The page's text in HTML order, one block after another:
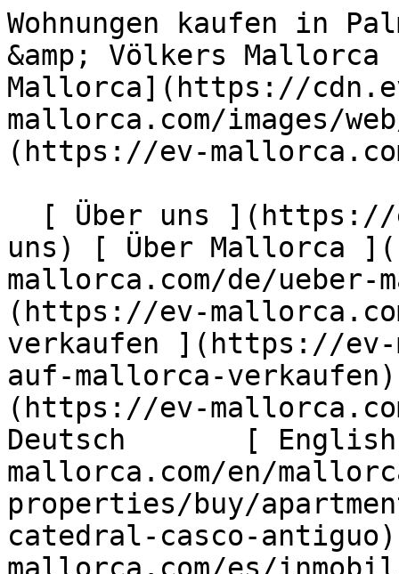
Wohnungen kaufen in Palma Altstadt - Palma - Engel &amp; Völkers Mallorca                [ ![EV Mallorca](https://cdn.ev-mallorca.com/images/web/EV_Logo_RGB.svg) ](https://ev-mallorca.com/de)  Mallorca  

  [ Über uns ](https://ev-mallorca.com/de/ueber-uns) [ Über Mallorca ](https://ev-mallorca.com/de/ueber-mallorca) [ Kontakt ](https://ev-mallorca.com/de/standorte) [ Immobilie verkaufen ](https://ev-mallorca.com/de/immobilie-auf-mallorca-verkaufen) [    Mein Account  ](https://ev-mallorca.com/de/mein-account)   Deutsch       [ English ](https://ev-mallorca.com/en/mallorca-properties/buy/apartment/mallorca/palma/palma-catedral-casco-antiguo)   [ Español ](https://ev-mallorca.com/es/inmobiliaria-mallorca/comprar/apartamento/mallorca/palma/palma-catedral-casco-antiguo)    [ Català ](https://ev-mallorca.com/ca/immobiliaria-mallorca/comprar/apartament/mallorca/palma/palma-catedral-casco-antiguo)   [ Svenska ](https://ev-mallorca.com/sv/mallorca-fastigheter/kop/lagenhet/mallorca/palma/palma-catedral-casco-antiguo)   [ Français ](https://ev-mallorca.com/fr/biens-majorque/acheter/appartement/mallorca/palma/palma-catedral-casco-antiguo)   [ Polski ](https://ev-mallorca.com/pl/nieruchomosci-majorce/kupowac/mieszkanie/mallorca/palma/palma-catedral-casco-antiguo)   [ Italiano ](https://ev-mallorca.com/it/immobiliare-maiorca/comprare/appartamento/mallorca/palma/palma-catedral-casco-antiguo)   [ Dutch ](https://ev-mallorca.com/nl/mallorca-eigendommen/kopen/appartement/mallorca/palma/palma-catedral-casco-antiguo)   [ Русский ](https://ev-mallorca.com/ru/nedvizhimost-mayorka/kupit/kvartira/mallorca/palma/palma-catedral-casco-antiguo)   [ Dansk ](https://ev-mallorca.com/da/mallorca-ejendom/k%C3%B8be/lejlighed/mallorca/palma/palma-catedral-casco-antiguo)   

  Kaufen  [ Alle Immobilien ](https://ev-mallorca.com/de/mallorca-immobilien?contract_type=0) [ Haus ](https://ev-mallorca.com/de/mallorca-immobilien?contract_type=0&type%5B0%5D=0) [ Finca ](https://ev-mallorca.com/de/mallorca-immobilien?contract_type=0&type%5B0%5D=1) [ Apartment ](https://ev-mallorca.com/de/mallorca-immobilien?contract_type=0&type%5B0%5D=2) [ Penthouse ](https://ev-mallorca.com/de/mallorca-immobilien?contract_type=0&type%5B0%5D=5) [ Grundstück ](https://ev-mallorca.com/de/mallorca-immobilien?contract_type=0&type%5B0%5D=3) [ Neubauprojekt ](https://ev-mallorca.com/de/mallorca-immobilien?contract_type=0&type%5B0%5D=development) 

  Mieten  [ Alle Immobilien ](https://ev-mallorca.com/de/mallorca-immobilien?contract_type=1) [ Haus ](https://ev-mallorca.com/de/mallorca-immobilien?contract_type=1&type%5B0%5D=0) [ Finca ](https://ev-mallorca.com/de/mallorca-immobilien?contract_type=1&type%5B0%5D=1) [ Apartment ](https://ev-mallorca.com/de/mallorca-immobilien?contract_type=1&type%5B0%5D=2) [ Penthouse ](https://ev-mallorca.com/de/mallorca-immobilien?contract_type=1&type%5B0%5D=5) 

  Ferienvermietung  [ Alle Immobilien ](https://ev-mallorca.com/de/holiday-rentals) [ Haus ](https://ev-mallorca.com/de/holiday-rentals?type%5B0%5D=0) [ Finca ](https://ev-mallorca.com/de/holiday-rentals?type%5B0%5D=1) [ Apartment ](https://ev-mallorca.com/de/holiday-rentals?type%5B0%5D=2) [ Penthouse ](https://ev-mallorca.com/de/holiday-rentals?type%5B0%5D=5) 

  Gewerbe  [ Alle Immobilien ](https://ev-mallorca.com/de/gewerbeimmobilien) [ Land und Forstwirtschaft ](https://ev-mallorca.com/de/gewerbeimmobilien?type%5B0%5D=6) [ Hotel ](https://ev-mallorca.com/de/gewerbeimmobilien?type%5B0%5D=7) [ Industrie ](https://ev-mallorca.com/de/gewerbeimmobilien?type%5B0%5D=8) [ Investment ](https://ev-mallorca.com/de/gewerbeimmobilien?type%5B0%5D=9) [ Gastronomie ](https://ev-mallorca.com/de/gewerbeimmobilien?type%5B0%5D=10) [ Grundstück ](https://ev-mallorca.com/de/gewerbeimmobilien?type%5B0%5D=11) [ Ladenfläche ](https://ev-mallorca.com/de/gewerbeimmobilien?type%5B0%5D=12) [ Sonstiges ](https://ev-mallorca.com/de/gewerbeimmobilien?type%5B0%5D=13) [ Ladenfläche ](https://ev-mallorca.com/de/gewerbeimmobilien?type%5B0%5D=14) 

 [ Neubauprojekt ](https://ev-mallorca.com/de/mallorca-neubauprojekt) 

     Deutsch       [ English ](https://ev-mallorca.com/en/mallorca-properties/buy/apartment/mallorca/palma/palma-catedral-casco-antiguo)   [ Español ](https://ev-mallorca.com/es/inmobiliaria-mallorca/comprar/apartamento/mallorca/palma/palma-catedral-casco-antiguo)    [ Català ](https://ev-mallorca.com/ca/immobiliaria-mallorca/comprar/apartament/mallorca/palma/palma-catedral-casco-antiguo)